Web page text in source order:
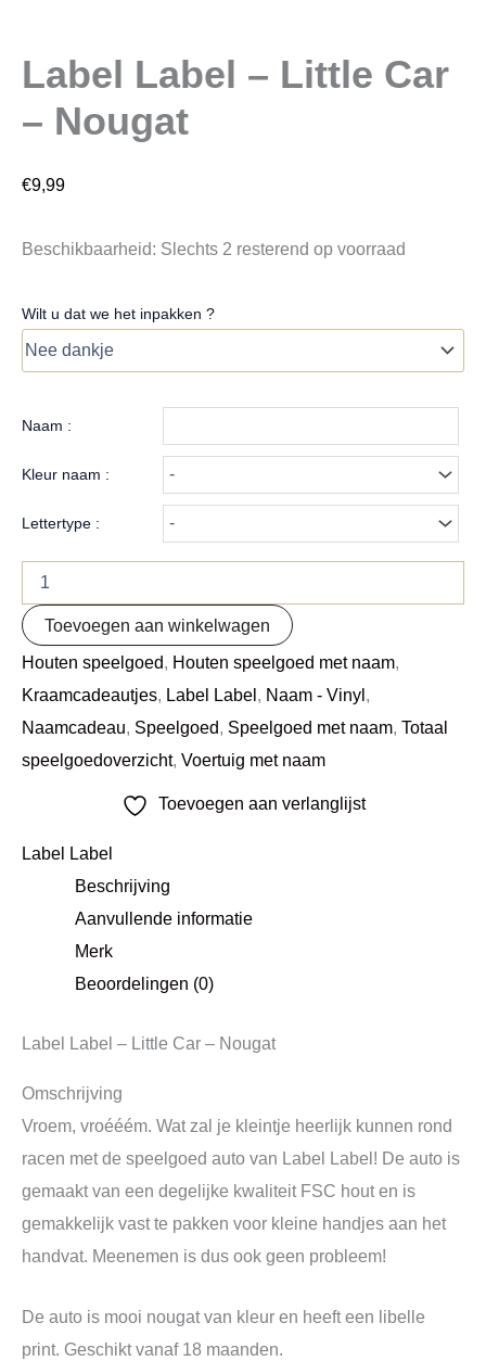
Label Label – Little Car
– Nougat
€9,99
Beschikbaarheid: Slechts 2 resterend op voorraad
Wilt u dat we het inpakken ?
Naam :
Kleur naam :
Lettertype :
Toevoegen aan winkelwagen
Houten speelgoed, Houten speelgoed met naam,
Kraamcadeautjes, Label Label, Naam - Vinyl,
Naamcadeau, Speelgoed, Speelgoed met naam, Totaal
speelgoedoverzicht, Voertuig met naam
Toevoegen aan verlanglijst
Label Label
Beschrijving
Aanvullende informatie
Merk
Beoordelingen (0)
Label Label – Little Car – Nougat
Omschrijving
Vroem, vroééém. Wat zal je kleintje heerlijk kunnen rond
racen met de speelgoed auto van Label Label! De auto is
gemaakt van een degelijke kwaliteit FSC hout en is
gemakkelijk vast te pakken voor kleine handjes aan het
handvat. Meenemen is dus ook geen probleem!
De auto is mooi nougat van kleur en heeft een libelle
print. Geschikt vanaf 18 maanden.